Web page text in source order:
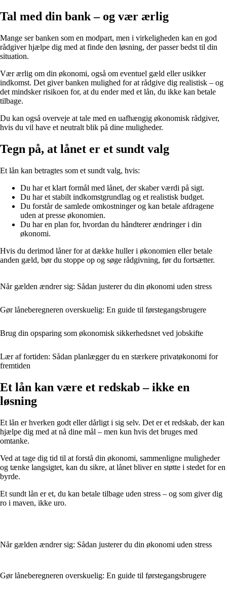
Tal med din bank – og vær ærlig
Mange ser banken som en modpart, men i virkeligheden kan en god
rådgiver hjælpe dig med at finde den løsning, der passer bedst til din
situation.
Vær ærlig om din økonomi, også om eventuel gæld eller usikker
indkomst. Det giver banken mulighed for at rådgive dig realistisk – og
det mindsker risikoen for, at du ender med et lån, du ikke kan betale
tilbage.
Du kan også overveje at tale med en uafhængig økonomisk rådgiver,
hvis du vil have et neutralt blik på dine muligheder.
Tegn på, at lånet er et sundt valg
Et lån kan betragtes som et sundt valg, hvis:
Du har et klart formål med lånet, der skaber værdi på sigt.
Du har et stabilt indkomstgrundlag og et realistisk budget.
Du forstår de samlede omkostninger og kan betale afdragene
uden at presse økonomien.
Du har en plan for, hvordan du håndterer ændringer i din
økonomi.
Hvis du derimod låner for at dække huller i økonomien eller betale
anden gæld, bør du stoppe op og søge rådgivning, før du fortsætter.
Når gælden ændrer sig: Sådan justerer du din økonomi uden stress
Gør låneberegneren overskuelig: En guide til førstegangsbrugere
Brug din opsparing som økonomisk sikkerhedsnet ved jobskifte
Lær af fortiden: Sådan planlægger du en stærkere privatøkonomi for
fremtiden
Et lån kan være et redskab – ikke en
løsning
Et lån er hverken godt eller dårligt i sig selv. Det er et redskab, der kan
hjælpe dig med at nå dine mål – men kun hvis det bruges med
omtanke.
Ved at tage dig tid til at forstå din økonomi, sammenligne muligheder
og tænke langsigtet, kan du sikre, at lånet bliver en støtte i stedet for en
byrde.
Et sundt lån er et, du kan betale tilbage uden stress – og som giver dig
ro i maven, ikke uro.
Når gælden ændrer sig: Sådan justerer du din økonomi uden stress
Gør låneberegneren overskuelig: En guide til førstegangsbrugere